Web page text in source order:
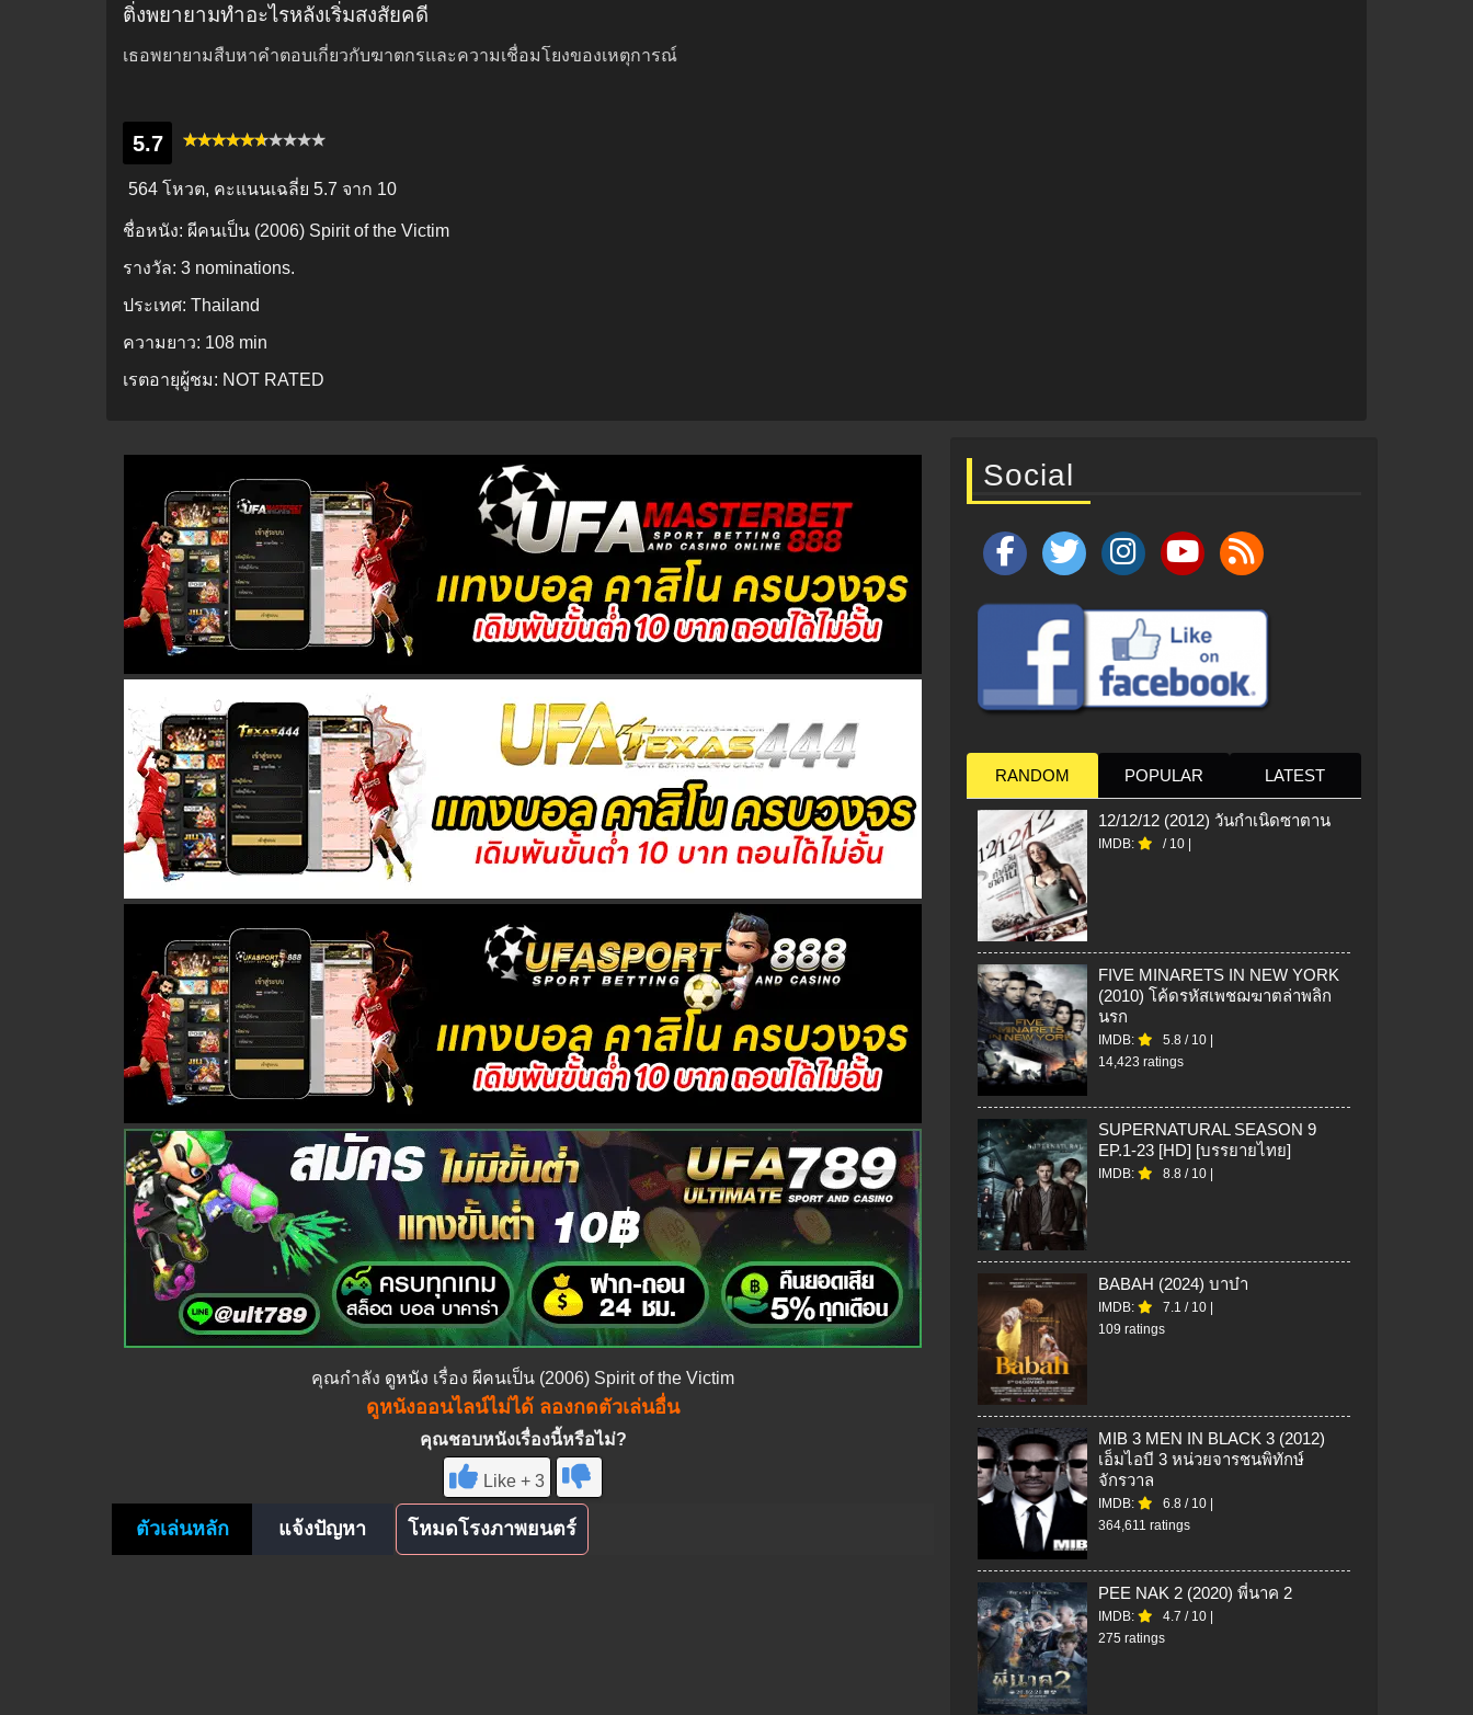
ติ่งพยายามทำอะไรหลังเริ่มสงสัยคดี
เธอพยายามสืบหาคำตอบเกี่ยวกับฆาตกรและความเชื่อมโยงของเหตุการณ์
5.7
564 โหวต, คะแนนเฉลี่ย 5.7 จาก 10
ชื่อหนัง: ผีคนเป็น (2006) Spirit of the Victim
รางวัล: 3 nominations.
ประเทศ: Thailand
ความยาว: 108 min
เรตอายุผู้ชม: NOT RATED
คุณกำลัง ดูหนัง เรื่อง ผีคนเป็น (2006) Spirit of the Victim
ดูหนังออนไลน์ไม่ได้ ลองกดตัวเล่นอื่น
คุณชอบหนังเรื่องนี้หรือไม่?
Like + 3
ตัวเล่นหลัก แจ้งปัญหา โหมดโรงภาพยนตร์
Social
RANDOM POPULAR LATEST
12/12/12 (2012) วันกำเนิดซาตาน
IMDB: / 10
FIVE MINARETS IN NEW YORK
(2010) โค้ดรหัสเพชฌฆาตล่าพลิก
นรก
IMDB: 5.8 / 10
14,423 ratings
SUPERNATURAL SEASON 9
EP.1-23 [HD] [บรรยายไทย]
IMDB: 8.8 / 10
BABAH (2024) บาบ๋า
IMDB: 7.1 / 10
109 ratings
MIB 3 MEN IN BLACK 3 (2012)
เอ็มไอบี 3 หน่วยจารชนพิทักษ์
จักรวาล
IMDB: 6.8 / 10
364,611 ratings
PEE NAK 2 (2020) พี่นาค 2
IMDB: 4.7 / 10
275 ratings